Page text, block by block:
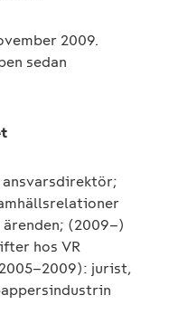
2009.
sedan
ansvarsdirektör;
(2009–)
hos VR
jurist,